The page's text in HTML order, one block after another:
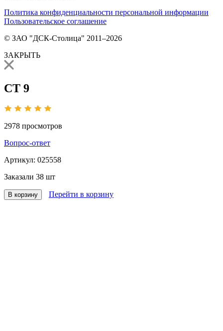
Политика конфиденциальности персональной информации
Пользовательское соглашение
© ЗАО "ДСК-Столица" 2011–2026
ЗАКРЫТЬ
СТ 9
2978 просмотров
Вопрос-ответ
Артикул: 025558
Заказали 38 шт
В корзину Перейти в корзину